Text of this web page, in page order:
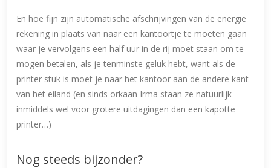
En hoe fijn zijn automatische afschrijvingen van de energie
rekening in plaats van naar een kantoortje te moeten gaan
waar je vervolgens een half uur in de rij moet staan om te
mogen betalen, als je tenminste geluk hebt, want als de
printer stuk is moet je naar het kantoor aan de andere kant
van het eiland (en sinds orkaan Irma staan ze natuurlijk
inmiddels wel voor grotere uitdagingen dan een kapotte
printer…)
Nog steeds bijzonder?